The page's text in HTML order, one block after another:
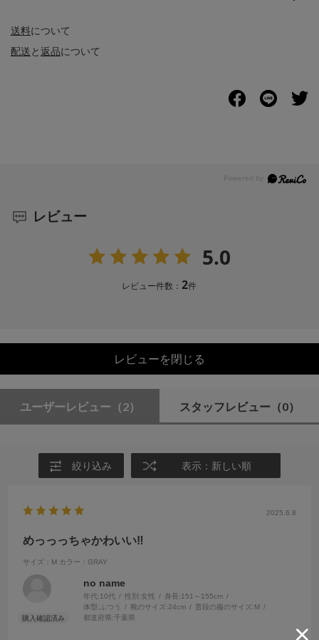
送料について
配送と返品について
レビュー
5.0
レビュー件数：2件
レビューを閉じる
ユーザーレビュー （2） スタッフレビュー （0）
絞り込み 表示：新しい順
2025.6.8
めっっっちゃかわいい‼️
サイズ：M カラー：GRAY
no name
年代:10代 性別:女性 身長:151～155cm
体型: ふつう 靴のサイズ:24cm 普段の服のサイズ:M
都道府県:千葉県